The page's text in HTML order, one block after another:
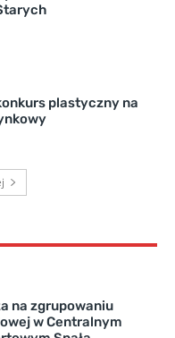
plastyczny na
na zgrupowaniu
w Centralnym